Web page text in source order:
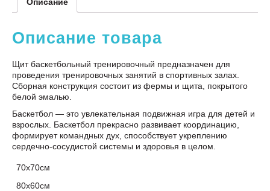
Описание товара
Щит баскетбольный тренировочный предназначен для
проведения тренировочных занятий в спортивных залах.
Сборная конструкция состоит из фермы и щита, покрытого
белой эмалью.
Баскетбол — это увлекательная подвижная игра для детей и
взрослых. Баскетбол прекрасно развивает координацию,
формирует командных дух, способствует укреплению
сердечно-сосудистой системы и здоровья в целом.
70х70см
80х60см